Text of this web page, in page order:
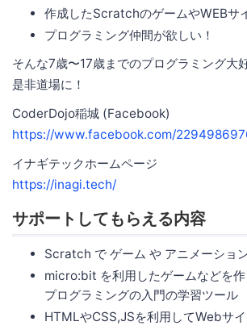
作成したScratchのゲームやWEBサ
プログラミング仲間が欲しい！
そんな7歳〜17歳までのプログラミング大
是非道場に！
CoderDojo稲城 (Facebook)
https://www.facebook.com/
イナギテックホームページ
https://inagi.tech/
サポートしてもらえる内容
Scratch で ゲーム や アニメーション
micro:bit を利用したゲームなどを
プログラミングの入門の学習ツール
HTMLやCSS,JSを利用してWebサイ